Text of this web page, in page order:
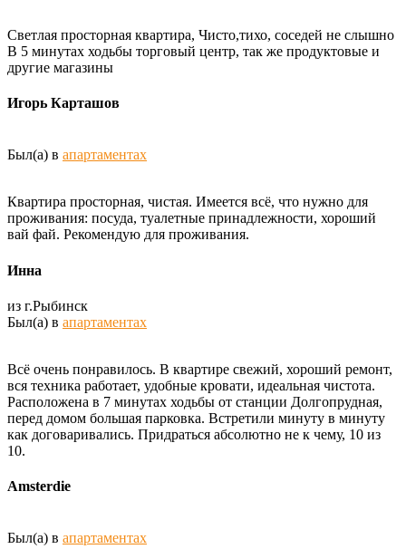
Светлая просторная квартира, Чисто,тихо, соседей не слышно
В 5 минутах ходьбы торговый центр, так же продуктовые и
другие магазины
Игорь Карташов
Был(а) в апартаментах
Квартира просторная, чистая. Имеется всё, что нужно для
проживания: посуда, туалетные принадлежности, хороший
вай фай. Рекомендую для проживания.
Инна
из г.Рыбинск
Был(а) в апартаментах
Всё очень понравилось. В квартире свежий, хороший ремонт,
вся техника работает, удобные кровати, идеальная чистота.
Расположена в 7 минутах ходьбы от станции Долгопрудная,
перед домом большая парковка. Встретили минуту в минуту
как договаривались. Придраться абсолютно не к чему, 10 из
10.
Amsterdie
Был(а) в апартаментах